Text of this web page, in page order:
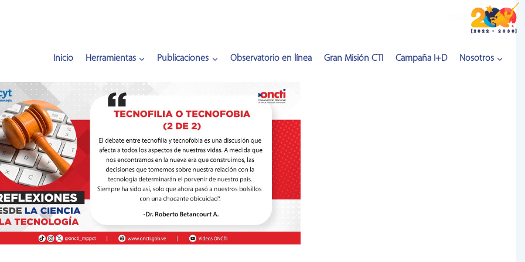
Inserta HTML aquí
Inicio Herramientas Publicaciones Observatorio en línea Gran Misión CTI Campaña I+D Nosotros